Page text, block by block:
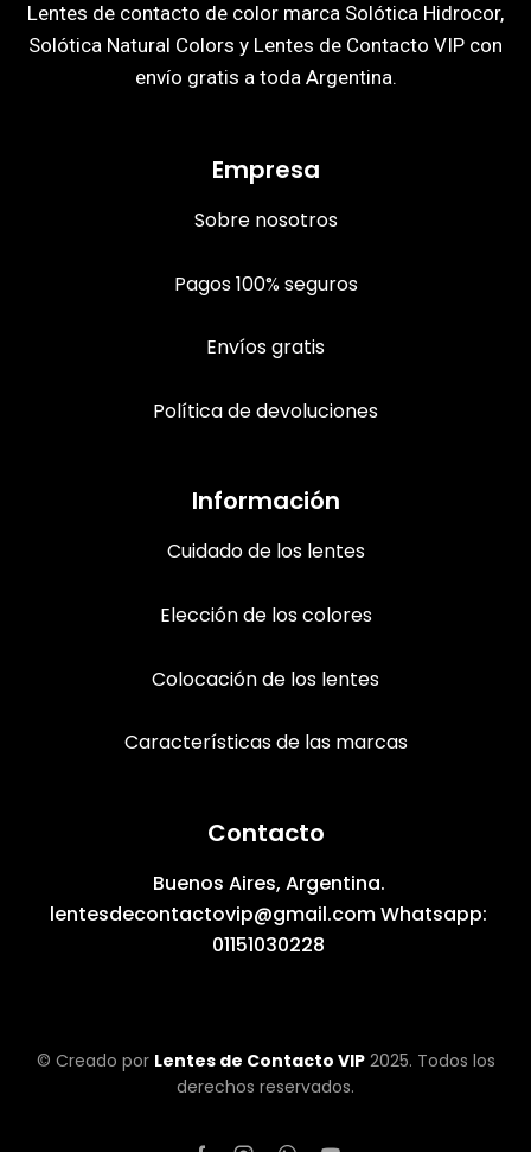
Lentes de contacto de color marca Solótica Hidrocor,
Solótica Natural Colors y Lentes de Contacto VIP con
envío gratis a toda Argentina.
Empresa
Sobre nosotros
Pagos 100% seguros
Envíos gratis
Política de devoluciones
Información
Cuidado de los lentes
Elección de los colores
Colocación de los lentes
Características de las marcas
Contacto
Buenos Aires, Argentina.
lentesdecontactovip@gmail.com Whatsapp:
01151030228
© Creado por Lentes de Contacto VIP2025. Todos los
derechos reservados.